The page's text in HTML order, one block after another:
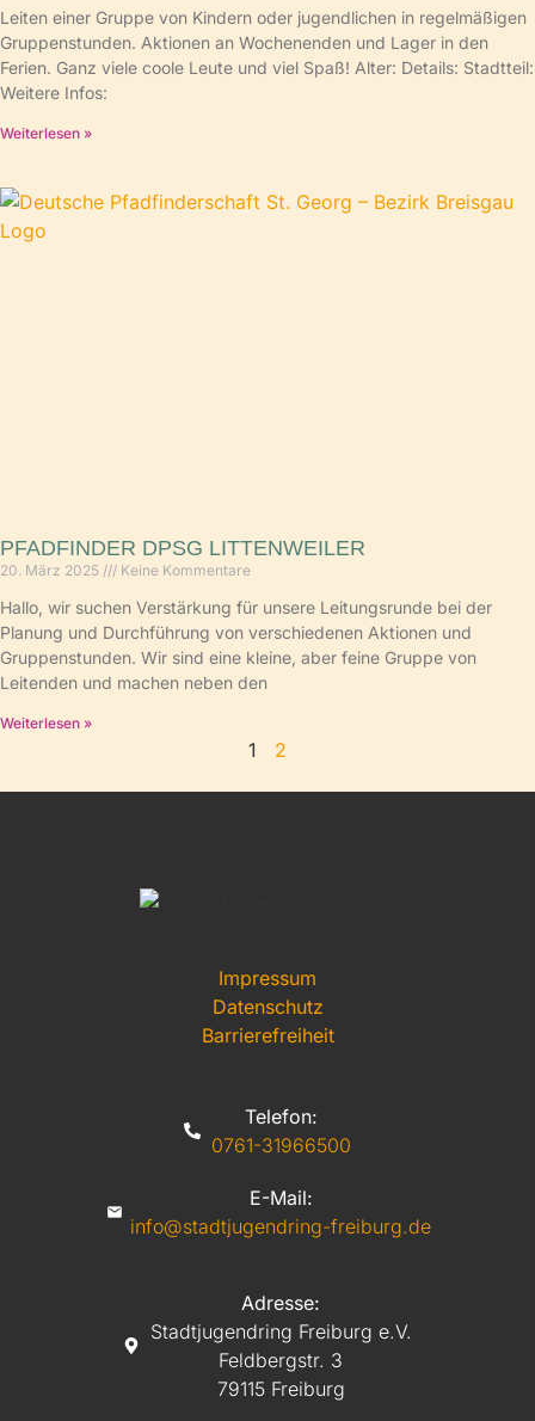
Leiten einer Gruppe von Kindern oder jugendlichen in regelmäßigen
Gruppenstunden. Aktionen an Wochenenden und Lager in den
Ferien. Ganz viele coole Leute und viel Spaß! Alter: Details: Stadtteil:
Weitere Infos:
Weiterlesen »
PFADFINDER DPSG LITTENWEILER
20. März 2025 Keine Kommentare
Hallo, wir suchen Verstärkung für unsere Leitungsrunde bei der
Planung und Durchführung von verschiedenen Aktionen und
Gruppenstunden. Wir sind eine kleine, aber feine Gruppe von
Leitenden und machen neben den
Weiterlesen »
1 2
Impressum
Datenschutz
Barrierefreiheit
Telefon:
0761-31966500
E-Mail:
info@stadtjugendring-freiburg.de
Adresse:
Stadtjugendring Freiburg e.V.
Feldbergstr. 3
79115 Freiburg